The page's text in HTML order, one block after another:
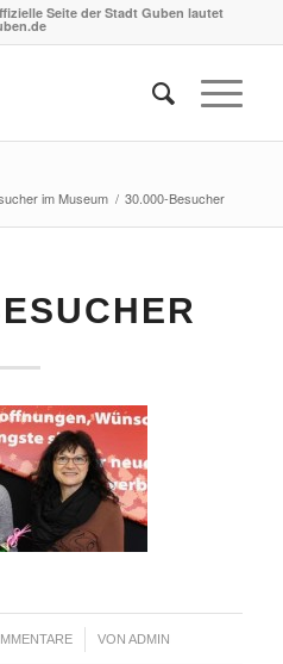
Seite der Stadt Guben lautet
im Museum / 30.000-Besucher
/ VON ADMIN